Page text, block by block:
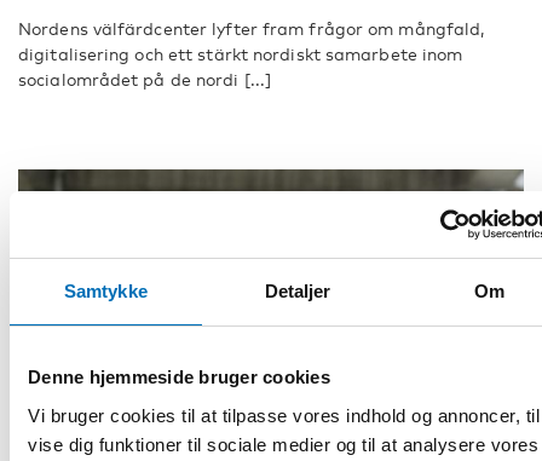
Samtykke Detaljer Om
Denne hjemmeside bruger cookies
Vi bruger cookies til at tilpasse vores indhold og annoncer,
vise dig funktioner til sociale medier og til at analysere vores
Nordens välfärdcenter lyfter fram frågor om mångfald,
digitalisering och ett stärkt nordiskt samarbete inom
socialområdet på de nordi [...]